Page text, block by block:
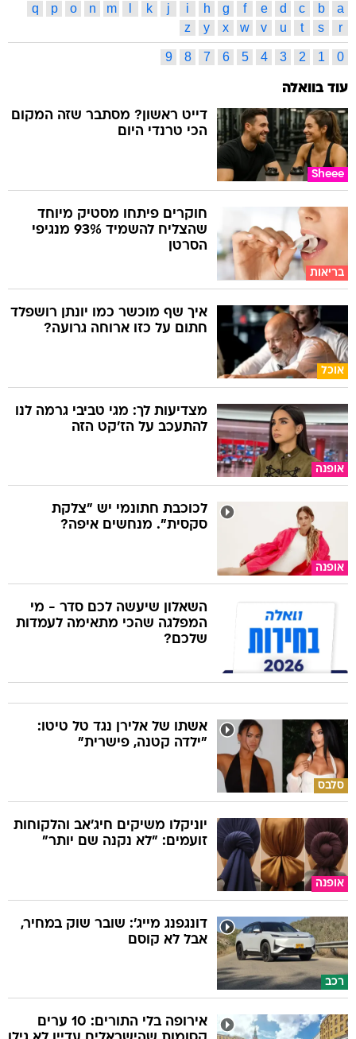
a
b
c
d
e
f
g
h
i
j
k
m
n
o
p
q
r
s
t
u
v
w
x
y
z
0
1
2
3
4
5
6
7
8
9
עוד בוואלה
Sheee
דייט ראשון? מסתבר שזה המקום
הכי טרנדי היום
בריאות
חוקרים פיתחו מסטיק מיוחד
שהצליח להשמיד 93% מנגיפי
הסרטן
אוכל
איך שף מוכשר כמו יונתן רושפלד
חתום על כזו ארוחה גרועה?
אופנה
מצדיעות לך: מגי טביבי גרמה לנו
להתעכב על הז'קט הזה
אופנה
לכוכבת חתונמי יש "צלקת
סקסית". מנחשים איפה?
השאלון שיעשה לכם סדר - מי
המפלגה שהכי מתאימה לעמדות
שלכם?
סלבס
אשתו של אלירן נגד טל טיטו:
"ילדה קטנה, פישרית"
אופנה
יוניקלו משיקים חיג'אב והלקוחות
זועמים: "לא נקנה שם יותר"
רכב
דונגפנג מייג': שובר שוק במחיר,
אבל לא קוסם
אירופה בלי התורים: 10 ערים